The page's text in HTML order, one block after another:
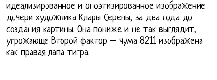
идеализированное и опоэтизированное изображение
дочери художника Клары Серены, за два года до
создания картины. Она пониже и не так выглядит,
угрожающе Второй фактор – чума 8211 изображена
как правая лапа тигра.